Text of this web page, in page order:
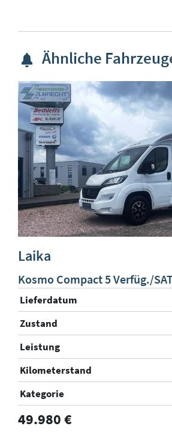
Ähnliche
Laika
Kosmo Compact 5 Verfüg./
Lieferdatum
Zustand
Leistung
Kilometerstand
Kategorie
49.980 €